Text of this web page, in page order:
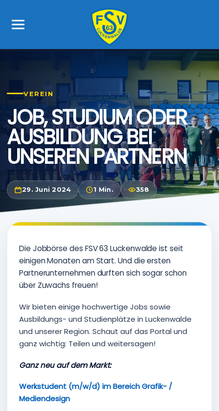
VEREIN
JOB, STUDIUM ODER
AUSBILDUNG BEI
UNSEREN PARTNERN
29. Juni 2024 1 Min. 358
Die Jobbörse des FSV 63 Luckenwalde ist seit
einigen Monaten am Start. Und die ersten
Partnerunternehmen durften sich sogar schon
über Zuwachs freuen!
Wir bieten einige hochwertige Jobs sowie
Ausbildungs- und Studienplätze in Luckenwalde
und unserer Region. Schaut auf das Portal und
ganz wichtig: Teilen und weitersagen!
Ganz neu auf dem Markt:
Werkstudent (m/w/d) im Bereich Grafik- /
Mediendesign